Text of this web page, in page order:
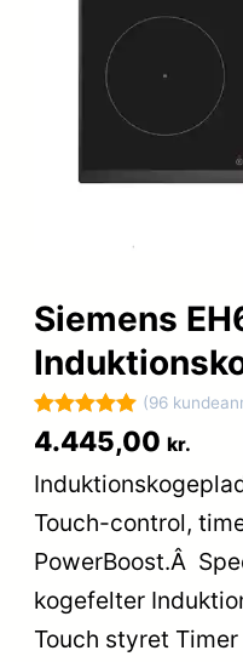
Siemens
Bedømt
ud
af 5
baseret på
96
kundebedøm
(96
4.445,00 kr.
Touch-control,
PowerBoost.Â
kogefelter
Touch styret